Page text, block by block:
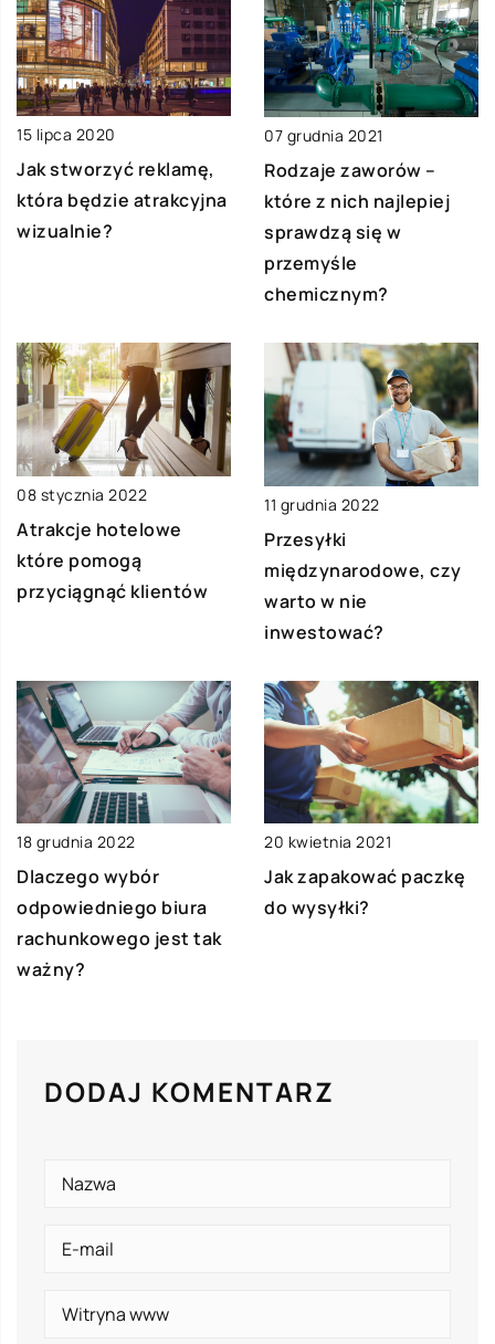
15 lipca 2020
Jak stworzyć reklamę,
która będzie atrakcyjna
wizualnie?
07 grudnia 2021
Rodzaje zaworów –
które z nich najlepiej
sprawdzą się w
przemyśle
chemicznym?
08 stycznia 2022
Atrakcje hotelowe
które pomogą
przyciągnąć klientów
11 grudnia 2022
Przesyłki
międzynarodowe, czy
warto w nie
inwestować?
18 grudnia 2022
Dlaczego wybór
odpowiedniego biura
rachunkowego jest tak
ważny?
20 kwietnia 2021
Jak zapakować paczkę
do wysyłki?
DODAJ KOMENTARZ